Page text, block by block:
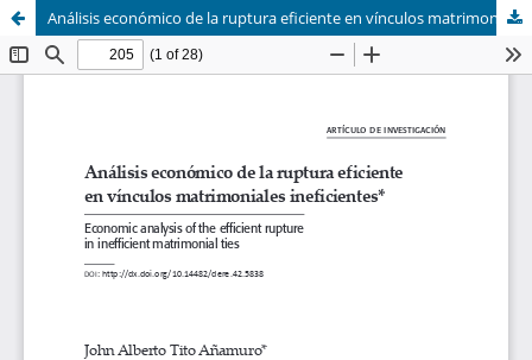
Análisis económico de la ruptura eficiente en vínculos matrimoniales ineficientes